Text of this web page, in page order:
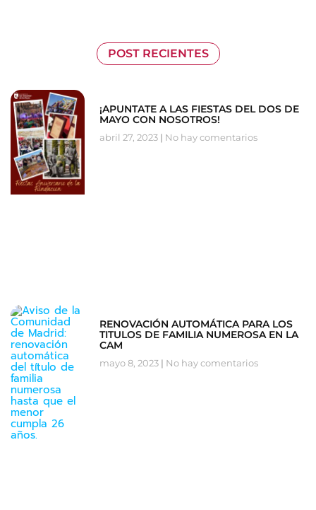
POST RECIENTES
¡APUNTATE A LAS FIESTAS DEL DOS DE
MAYO CON NOSOTROS!
abril 27, 2023 No hay comentarios
RENOVACIÓN AUTOMÁTICA PARA LOS
TITULOS DE FAMILIA NUMEROSA EN LA
CAM
mayo 8, 2023 No hay comentarios